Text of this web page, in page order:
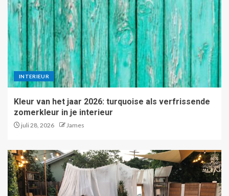
5
INTERIEUR
Kleur van het jaar 2026: turquoise als verfrissende
zomerkleur in je interieur
juli 28, 2026 James